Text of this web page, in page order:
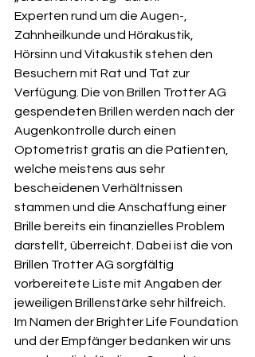
Experten rund um die Augen-,
Zahnheilkunde und Hörakustik,
Hörsinn und Vitakustik stehen den
Besuchern mit Rat und Tat zur
Verfügung. Die von Brillen Trotter AG
gespendeten Brillen werden nach der
Augenkontrolle durch einen
Optometrist gratis an die Patienten,
welche meistens aus sehr
bescheidenen Verhältnissen
stammen und die Anschaffung einer
Brille bereits ein finanzielles Problem
darstellt, überreicht. Dabei ist die von
Brillen Trotter AG sorgfältig
vorbereitete Liste mit Angaben der
jeweiligen Brillenstärke sehr hilfreich.
Im Namen der Brighter Life Foundation
und der Empfänger bedanken wir uns